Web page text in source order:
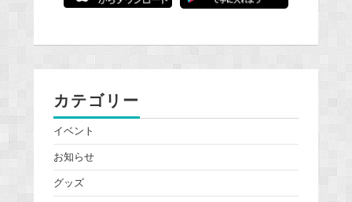
カテゴリー
イベント
お知らせ
グッズ